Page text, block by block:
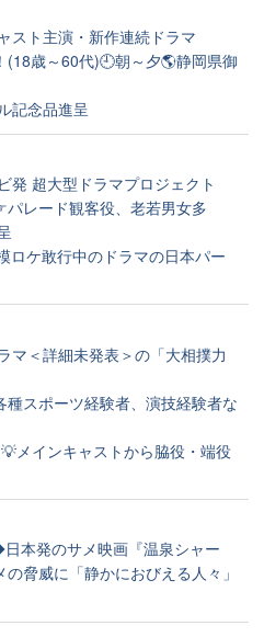
スト主演・新作連続ドラマ
歳～60代)🕘朝～夕🌎静岡県御
記念品進呈
発 超大型ドラマプロジェクト
レード観客役、老若男女多
ケ敢行中のドラマの日本パー
＜詳細未発表＞の「大相撲力
スポーツ経験者、演技経験者な
メインキャストから脇役・端役
本発のサメ映画『温泉シャー
脅威に「静かにおびえる人々」